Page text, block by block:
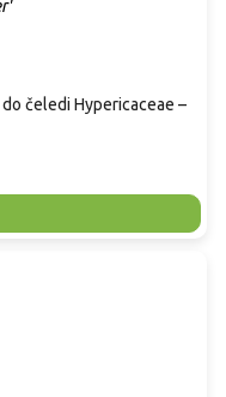
čeledi Hypericaceae –